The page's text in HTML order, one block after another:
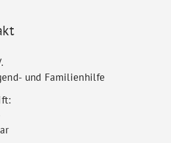
und Familienhilfe